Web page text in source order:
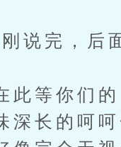
完，后
等你们的
深长的呵